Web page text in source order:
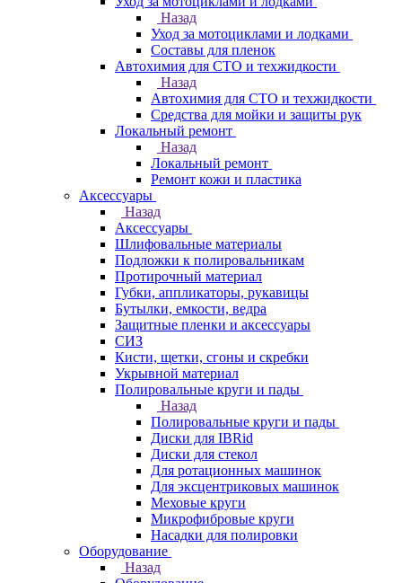
Назад
Уход за мотоциклами и лодками
Составы для пленок
Автохимия для СТО и техжидкости
Назад
Автохимия для СТО и техжидкости
Средства для мойки и защиты рук
Локальный ремонт
Назад
Локальный ремонт
Ремонт кожи и пластика
Аксессуары
Назад
Аксессуары
Шлифовальные материалы
Подложки к полировальникам
Протирочный материал
Губки, аппликаторы, рукавицы
Бутылки, емкости, ведра
Защитные пленки и аксессуары
СИЗ
Кисти, щетки, сгоны и скребки
Укрывной материал
Полировальные круги и пады
Назад
Полировальные круги и пады
Диски для IBRid
Диски для стекол
Для ротационных машинок
Для эксцентриковых машинок
Меховые круги
Микрофибровые круги
Насадки для полировки
Оборудование
Назад